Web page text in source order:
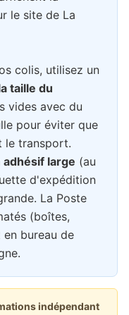
le site de La
colis, utilisez un
taille du
vides avec du
pour éviter que
le transport.
adhésif large (au
d'expédition
La Poste
(boîtes,
bureau de
indépendant